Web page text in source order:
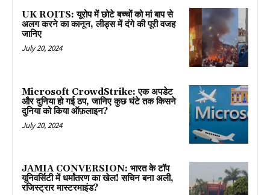
UK ROITS: यूरोप में छोटे बच्चों को मां बाप से
अलग करने का कानून, लीड्स में दंगे की पूरी वजह
जानिए
July 20, 2024
Microsoft CrowdStrike: एक अपडेट
और दुनिया हो गई ठप, जानिए कुछ घंटे तक किसने
दुनिया को किया ऑफ़लाइन?
July 20, 2024
JAMIA CONVERSION: भारत के टॉप
यूनिवर्सिटी में धर्मांतरण का खेल! सचिन बना अली,
रजिस्ट्रार मास्टरमाइंड?